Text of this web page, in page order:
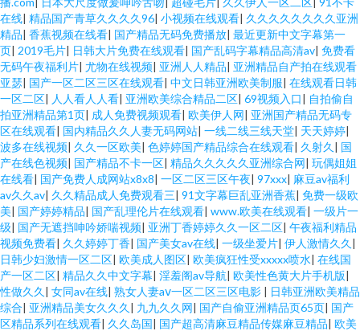
在线| 精品国产青草久久久久96| 小视频在线观看| 久久久久久久久久亚洲
精品| 香蕉视频在线看| 国产精品无码免费播放| 最近更新中文字幕第一
页| 2019毛片| 日韩大片免费在线观看| 国产乱码字幕精品高清av| 免费看
无码午夜福利片| 尤物在线视频| 亚洲人人精品| 亚洲精品自产拍在线观看
亚瑟| 国产一区二区三区在线观看| 中文日韩亚洲欧美制服| 在线观看日韩
一区二区| 人人看人人看| 亚洲欧美综合精品二区| 69视频入口| 自拍偷自
拍亚洲精品第1页| 成人免费视频观看| 欧美伊人网| 亚洲国产精品无码专
区在线观看| 国内精品久久人妻无码网站| 一线二线三线天堂| 天天婷婷|
波多在线视频| 久久一区欧美| 色婷婷国产精品综合在线观看| 久射久 | 国
产在线色视频| 国产精品不卡一区| 精品久久久久久亚洲综合网| 玩偶姐姐
在线看| 国产免费人成网站x8x8| 一区二区三区午夜| 97xxx| 麻豆av福利
av久久av| 久久精品成人免费观看三| 91文字幕巨乱亚洲香蕉| 免费一级欧
美| 国产婷婷精品| 国产乱理伦片在线观看| www.欧美在线观看| 一级片一
级| 国产无遮挡呻吟娇喘视频| 亚洲丁香婷婷久久一区二区| 午夜福利精品
视频免费看| 久久婷婷丁香| 国产美女av在线| 一级坐爱片| 伊人激情久久 |
日韩少妇激情一区二区| 欧美成人图区| 欧美疯狂性受xxxxx喷水| 在线国
产一区二区| 精品久久中文字幕| 淫羞阁av导航| 欧美性色黄大片手机版|
性做久久 | 女同av在线| 熟女人妻aⅴ一区二区三区电影 | 日韩亚洲欧美精品
综合| 亚洲精品美女久久久 | 九九久久网| 国产自偷亚洲精品页65页| 国产
区精品系列在线观看| 久久岛国| 国产超高清麻豆精品传媒麻豆精品| 欧美